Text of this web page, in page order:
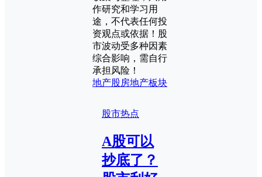
作研究和学习用
途，不代表任何投
资观点或依据！股
市波动受多种因素
综合影响，需自行
承担风险！
地产股房地产板块
股市热点
A股可以
抄底了？